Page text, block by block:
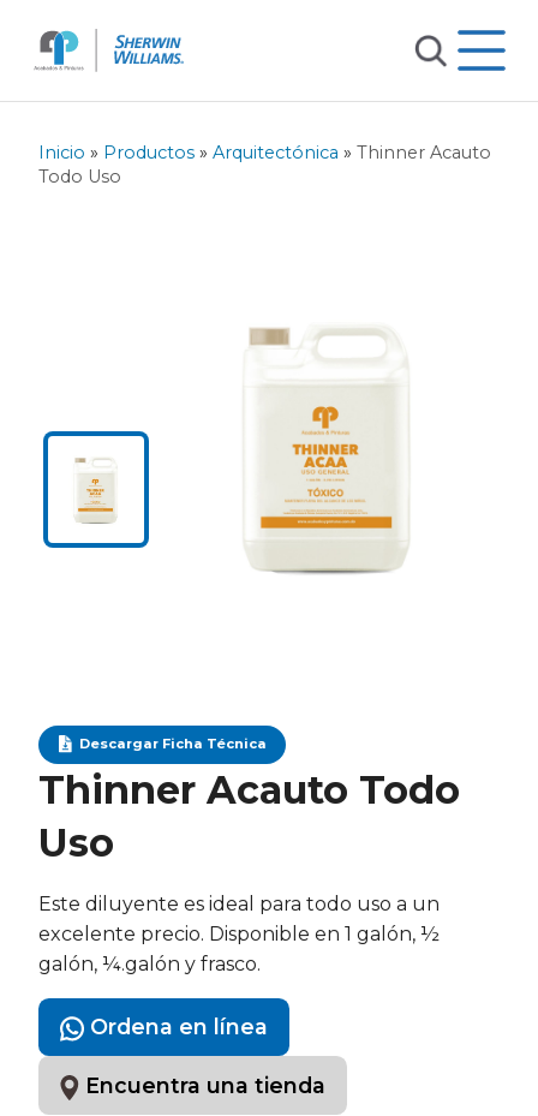
Inicio » Productos » Arquitectónica » Thinner Acauto
Todo Uso
Descargar Ficha Técnica
Thinner Acauto Todo
Uso
Este diluyente es ideal para todo uso a un
excelente precio. Disponible en 1 galón, ½
galón, ¼.galón y frasco.
Ordena en línea
Encuentra una tienda